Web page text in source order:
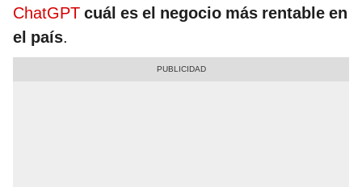
ChatGPT cuál es el negocio más rentable en
el país.